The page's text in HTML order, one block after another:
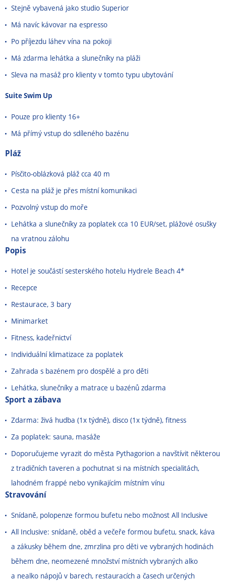
Stejně vybavená jako studio Superior
Má navíc kávovar na espresso
Po příjezdu láhev vína na pokoji
Má zdarma lehátka a slunečníky na pláži
Sleva na masáž pro klienty v tomto typu ubytování
Suite Swim Up
Pouze pro klienty 16+
Má přímý vstup do sdíleného bazénu
Pláž
Písčito-oblázková pláž cca 40 m
Cesta na pláž je přes místní komunikaci
Pozvolný vstup do moře
Lehátka a slunečníky za poplatek cca 10 EUR/set, plážové osušky
na vratnou zálohu
Popis
Hotel je součástí sesterského hotelu Hydrele Beach 4*
Recepce
Restaurace, 3 bary
Minimarket
Fitness, kadeřnictví
Individuální klimatizace za poplatek
Zahrada s bazénem pro dospělé a pro děti
Lehátka, slunečníky a matrace u bazénů zdarma
Sport a zábava
Zdarma: živá hudba (1x týdně), disco (1x týdně), fitness
Za poplatek: sauna, masáže
Doporučujeme vyrazit do města Pythagorion a navštívit některou
z tradičních taveren a pochutnat si na místních specialitách,
lahodném frappé nebo vynikajícím místním vínu
Stravování
Snídaně, polopenze formou bufetu nebo možnost All Inclusive
All Inclusive: snídaně, oběd a večeře formou bufetu, snack, káva
a zákusky během dne, zmrzlina pro děti ve vybraných hodinách
během dne, neomezené množství místních vybraných alko
a nealko nápojů v barech, restauracích a časech určených